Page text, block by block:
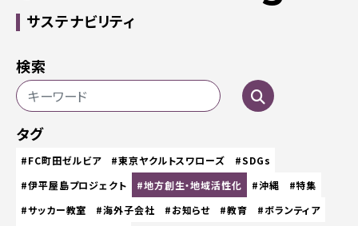
サステナビリティ
検索
タグ
#FC町田ゼルビア #東京ヤクルトスワローズ
#SDGs
#伊平屋島プロジェクト
#地方創生・地域活性化 #沖縄
#特集
#サッカー教室
#海外子会社 #お知らせ #教育
#ボランティア